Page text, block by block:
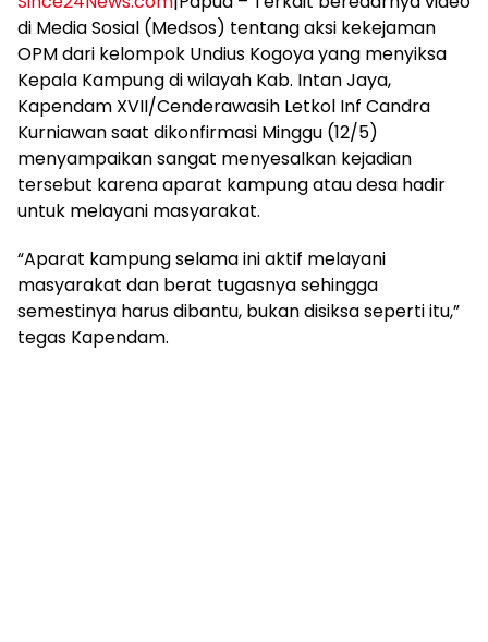
di Media Sosial (Medsos) tentang aksi kekejaman
OPM dari kelompok Undius Kogoya yang menyiksa
Kepala Kampung di wilayah Kab. Intan Jaya,
Kapendam XVII/Cenderawasih Letkol Inf Candra
Kurniawan saat dikonfirmasi Minggu (12/5)
menyampaikan sangat menyesalkan kejadian
tersebut karena aparat kampung atau desa hadir
untuk melayani masyarakat.
“Aparat kampung selama ini aktif melayani
masyarakat dan berat tugasnya sehingga
semestinya harus dibantu, bukan disiksa seperti itu,”
tegas Kapendam.